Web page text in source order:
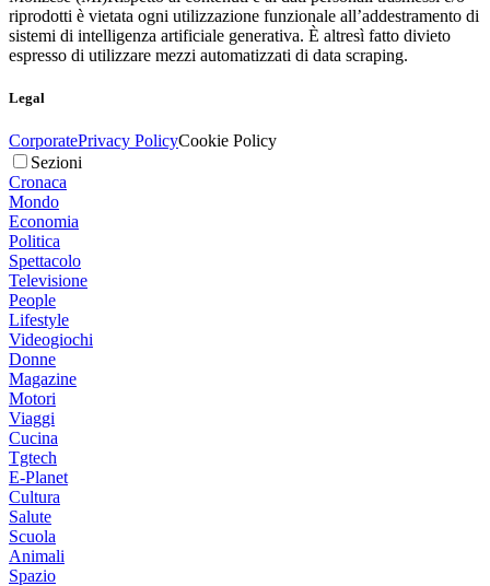
riprodotti è vietata ogni utilizzazione funzionale all’addestramento di
sistemi di intelligenza artificiale generativa. È altresì fatto divieto
espresso di utilizzare mezzi automatizzati di data scraping.
Legal
CorporatePrivacy PolicyCookie Policy
Sezioni
Cronaca
Mondo
Economia
Politica
Spettacolo
Televisione
People
Lifestyle
Videogiochi
Donne
Magazine
Motori
Viaggi
Cucina
Tgtech
E-Planet
Cultura
Salute
Scuola
Animali
Spazio